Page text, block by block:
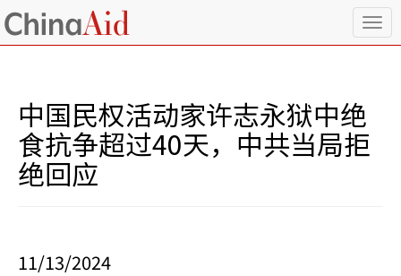
T
o
中国民权活动家许志永狱中绝
食抗争超过40天，中共当局拒
绝回应
11/13/2024